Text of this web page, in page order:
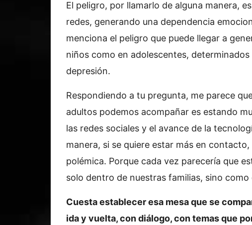
El peligro, por llamarlo de alguna manera,
redes, generando una dependencia
menciona el peligro que puede llegar a
niños como en adolescentes,
depresión.
Respondiendo a tu pregunta, me parece
adultos podemos acompañar es estando
las redes sociales y el avance de la
manera, si se quiere estar más en
polémica. Porque cada vez parecería que
solo dentro de nuestras familias, sino
Cuesta establecer esa mesa que se
ida y vuelta, con diálogo, con temas que